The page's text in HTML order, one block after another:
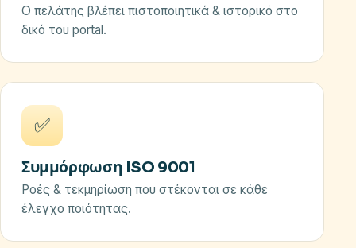
Ο πελάτης βλέπει πιστοποιητικά & ιστορικό στο
δικό του portal.
✅
Συμμόρφωση ISO 9001
Ροές & τεκμηρίωση που στέκονται σε κάθε
έλεγχο ποιότητας.